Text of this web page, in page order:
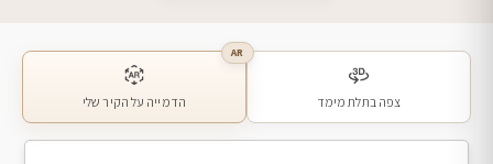
צפה בתלת מימד
AR
הדמייה על הקיר שלי